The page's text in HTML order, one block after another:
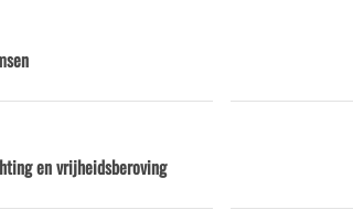
en vrijheidsberoving